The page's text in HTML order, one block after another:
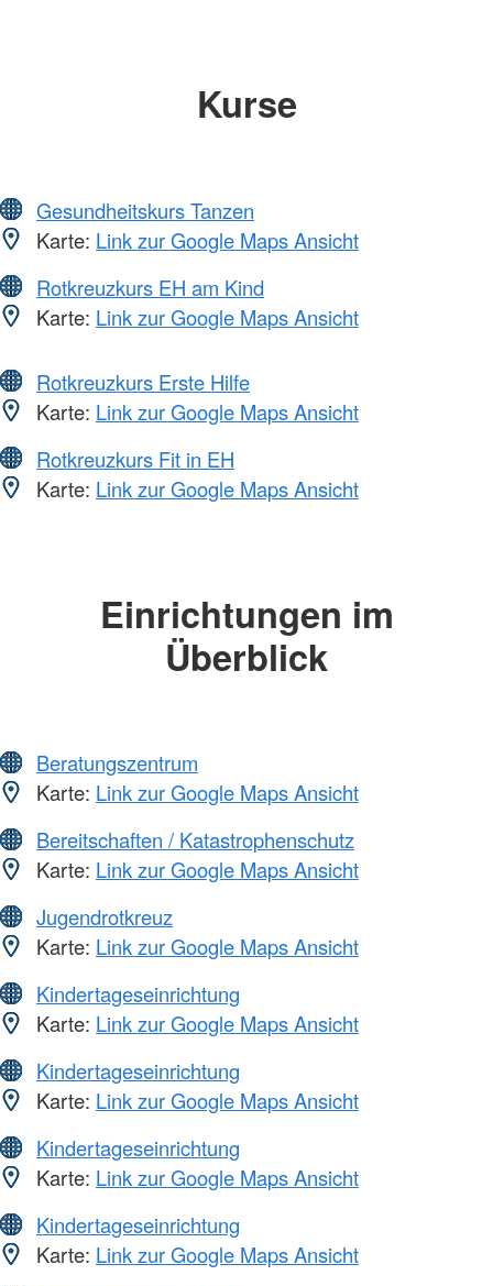
Kurse
Gesundheitskurs Tanzen
Karte: Link zur Google Maps Ansicht
Rotkreuzkurs EH am Kind
Karte: Link zur Google Maps Ansicht
Rotkreuzkurs Erste Hilfe
Karte: Link zur Google Maps Ansicht
Rotkreuzkurs Fit in EH
Karte: Link zur Google Maps Ansicht
Einrichtungen im
Überblick
Beratungszentrum
Karte: Link zur Google Maps Ansicht
Bereitschaften / Katastrophenschutz
Karte: Link zur Google Maps Ansicht
Jugendrotkreuz
Karte: Link zur Google Maps Ansicht
Kindertageseinrichtung
Karte: Link zur Google Maps Ansicht
Kindertageseinrichtung
Karte: Link zur Google Maps Ansicht
Kindertageseinrichtung
Karte: Link zur Google Maps Ansicht
Kindertageseinrichtung
Karte: Link zur Google Maps Ansicht